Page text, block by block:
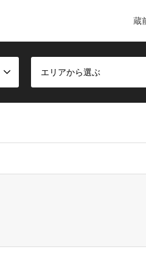
蔵
エリアから選ぶ